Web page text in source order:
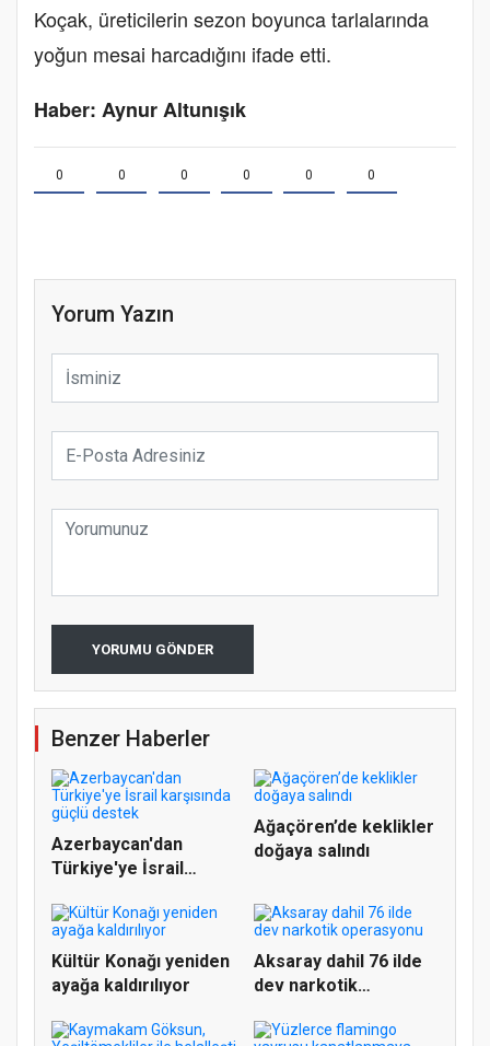
Koçak, üreticilerin sezon boyunca tarlalarında
yoğun mesai harcadığını ifade etti.
Haber: Aynur Altunışık
0 0 0 0 0 0
Yorum Yazın
YORUMU GÖNDER
Benzer Haberler
Azerbaycan'dan
Türkiye'ye İsrail
Ağaçören’de keklikler
doğaya salındı
Kültür Konağı yeniden
ayağa kaldırılıyor
Aksaray dahil 76 ilde
dev narkotik